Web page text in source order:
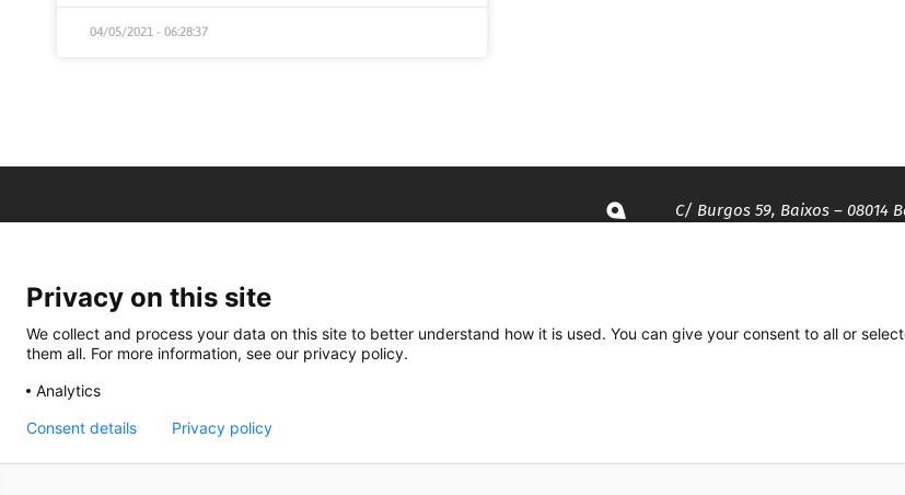
04/05/2021 - 06:28:37
C/ Burgos 59, Baixos – 08014
935 120 481
Privacy on this site
We collect and process your data on this site to better understand how it is used. You can give your consent to all or
them all. For more information, see our privacy policy.
Analytics
Consent details Privacy policy